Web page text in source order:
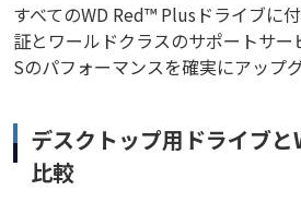
すべてのWD Red™ Plusドライブに
証とワールドクラスのサポートサ
Sのパフォーマンスを確実にアップ
デスクトップ用ドライブ
比較